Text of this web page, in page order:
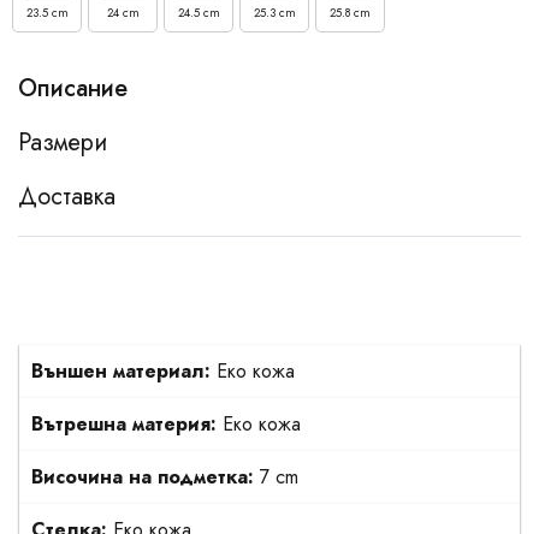
23.5 cm
24 cm
24.5 cm
25.3 cm
25.8 cm
Описание
Размери
Доставка
Външен материал: Еко кожа
Вътрешна материя: Еко кожа
Височина на подметка: 7 cm